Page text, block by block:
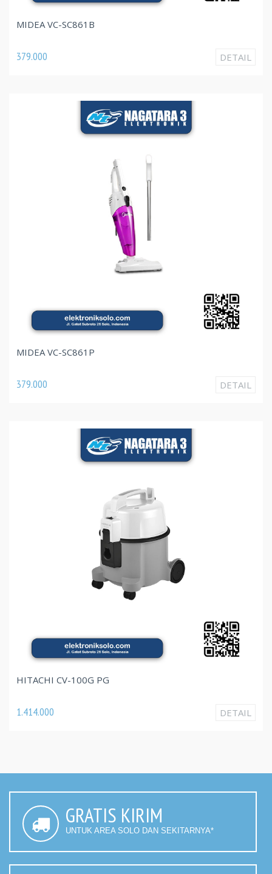
MIDEA VC-SC861B
379.000 DETAIL
MIDEA VC-SC861P
379.000 DETAIL
HITACHI CV-100G PG
1.414.000 DETAIL
GRATIS KIRIM
UNTUK AREA SOLO DAN SEKITARNYA*